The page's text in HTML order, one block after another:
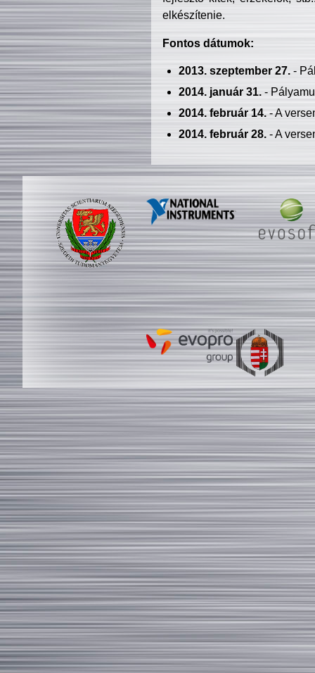
elkészítenie.
Fontos dátumok:
2013. szeptember 27.-
2014. január 31.-
2014. február 14.- A
2014. február 28.- A